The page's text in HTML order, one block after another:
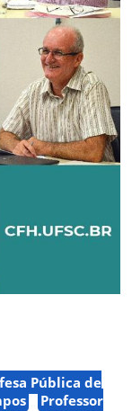
Pública de
Professor